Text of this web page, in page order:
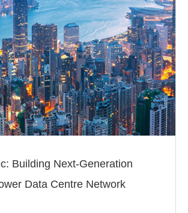
Building Next-Generation
Data Centre Network